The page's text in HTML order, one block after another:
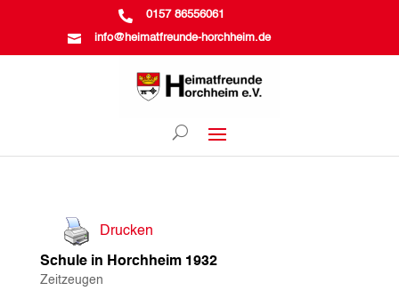
 0157 86556061
 info@heimatfreunde-horchheim.de
Drucken
Schule in Horchheim 1932
Zeitzeugen